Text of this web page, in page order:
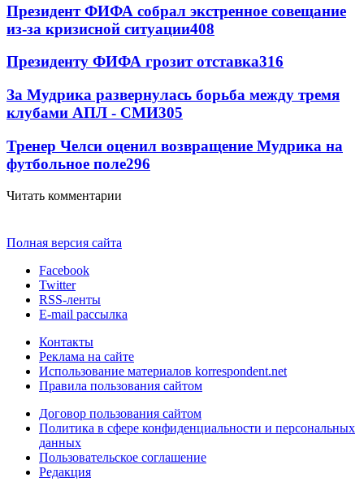
Президент ФИФА собрал экстренное совещание
из-за кризисной ситуации408
Президенту ФИФА грозит отставка316
За Мудрика развернулась борьба между тремя
клубами АПЛ - СМИ305
Тренер Челси оценил возвращение Мудрика на
футбольное поле296
Читать комментарии
Полная версия сайта
Facebook
Twitter
RSS-ленты
E-mail рассылка
Контакты
Реклама на сайте
Использование материалов korrespondent.net
Правила пользования сайтом
Договор пользования сайтом
Политика в сфере конфиденциальности и персональных
данных
Пользовательское соглашение
Редакция